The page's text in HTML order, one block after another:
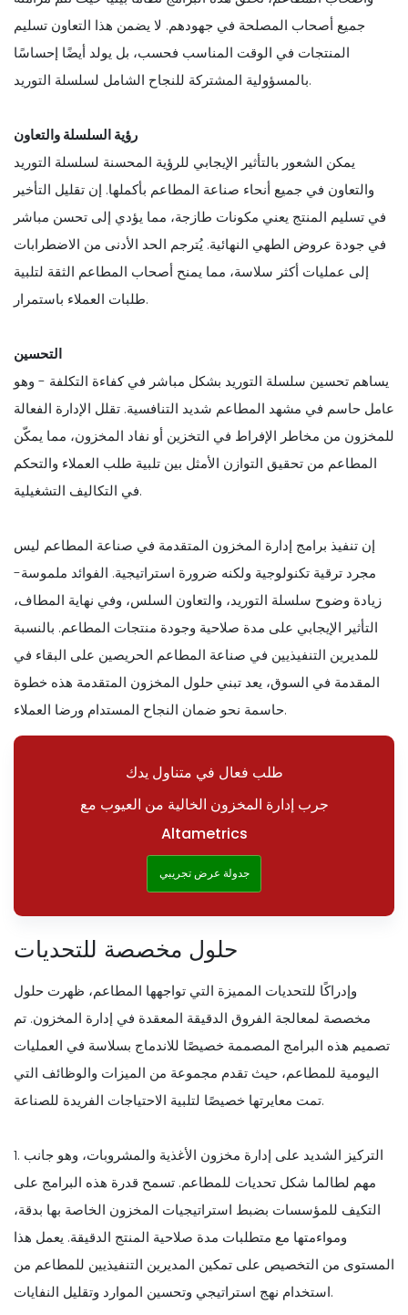
جميع أصحاب المصلحة في جهودهم. لا يضمن هذا التعاون تسليم
المنتجات في الوقت المناسب فحسب، بل يولد أيضًا إحساسًا
بالمسؤولية المشتركة للنجاح الشامل لسلسلة التوريد.
رؤية السلسلة والتعاون
يمكن الشعور بالتأثير الإيجابي للرؤية المحسنة لسلسلة التوريد
والتعاون في جميع أنحاء صناعة المطاعم بأكملها. إن تقليل التأخير
في تسليم المنتج يعني مكونات طازجة، مما يؤدي إلى تحسن مباشر
في جودة عروض الطهي النهائية. يُترجم الحد الأدنى من الاضطرابات
إلى عمليات أكثر سلاسة، مما يمنح أصحاب المطاعم الثقة لتلبية
طلبات العملاء باستمرار.
التحسين
يساهم تحسين سلسلة التوريد بشكل مباشر في كفاءة التكلفة - وهو
عامل حاسم في مشهد المطاعم شديد التنافسية. تقلل الإدارة الفعالة
للمخزون من مخاطر الإفراط في التخزين أو نفاد المخزون، مما يمكّن
المطاعم من تحقيق التوازن الأمثل بين تلبية طلب العملاء والتحكم
في التكاليف التشغيلية.
إن تنفيذ برامج إدارة المخزون المتقدمة في صناعة المطاعم ليس
مجرد ترقية تكنولوجية ولكنه ضرورة استراتيجية. الفوائد ملموسة-
زيادة وضوح سلسلة التوريد، والتعاون السلس، وفي نهاية المطاف،
التأثير الإيجابي على مدة صلاحية وجودة منتجات المطاعم. بالنسبة
للمديرين التنفيذيين في صناعة المطاعم الحريصين على البقاء في
المقدمة في السوق، يعد تبني حلول المخزون المتقدمة هذه خطوة
حاسمة نحو ضمان النجاح المستدام ورضا العملاء.
طلب فعال في متناول يدك
جرب إدارة المخزون الخالية من العيوب مع
Altametrics
جدولة عرض تجريبي
حلول مخصصة للتحديات
وإدراكًا للتحديات المميزة التي تواجهها المطاعم، ظهرت حلول
مخصصة لمعالجة الفروق الدقيقة المعقدة في إدارة المخزون. تم
تصميم هذه البرامج المصممة خصيصًا للاندماج بسلاسة في العمليات
اليومية للمطاعم، حيث تقدم مجموعة من الميزات والوظائف التي
تمت معايرتها خصيصًا لتلبية الاحتياجات الفريدة للصناعة.
1. التركيز الشديد على إدارة مخزون الأغذية والمشروبات، وهو جانب
مهم لطالما شكل تحديات للمطاعم. تسمح قدرة هذه البرامج على
التكيف للمؤسسات بضبط استراتيجيات المخزون الخاصة بها بدقة،
ومواءمتها مع متطلبات مدة صلاحية المنتج الدقيقة. يعمل هذا
المستوى من التخصيص على تمكين المديرين التنفيذيين للمطاعم من
استخدام نهج استراتيجي وتحسين الموارد وتقليل النفايات.